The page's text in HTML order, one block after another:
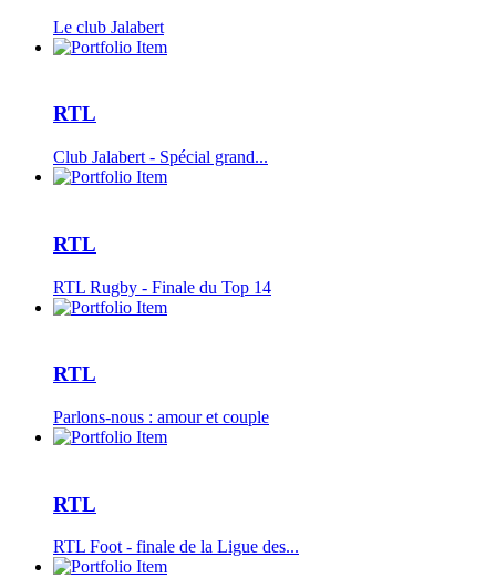
Le club Jalabert
RTL
Club Jalabert - Spécial grand...
RTL
RTL Rugby - Finale du Top 14
RTL
Parlons-nous : amour et couple
RTL
RTL Foot - finale de la Ligue des...